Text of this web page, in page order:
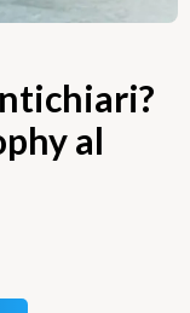
al